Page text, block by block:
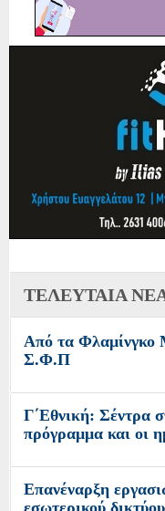
ΤΕΛΕΥΤΑΙΑ
Από τα Φλαμίνγκο
Σ.Φ.Π
Γ΄Εθνική: Σέντρα
πρόγραμμα και οι
Επανέναρξη